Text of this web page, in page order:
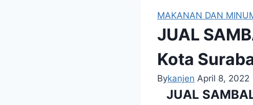
MAKANAN DAN
JUAL
Kota
Bykanjen April 8, 2022
JUAL